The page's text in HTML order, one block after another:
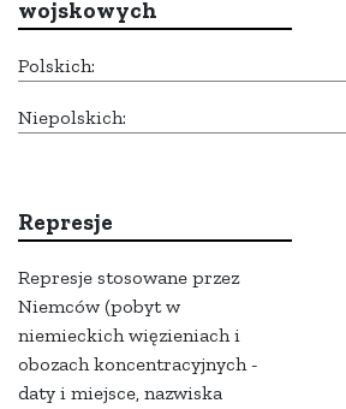
wojskowych
Polskich:
Niepolskich:
Represje
Represje stosowane przez
Niemców (pobyt w
niemieckich więzieniach i
obozach koncentracyjnych -
daty i miejsce, nazwiska